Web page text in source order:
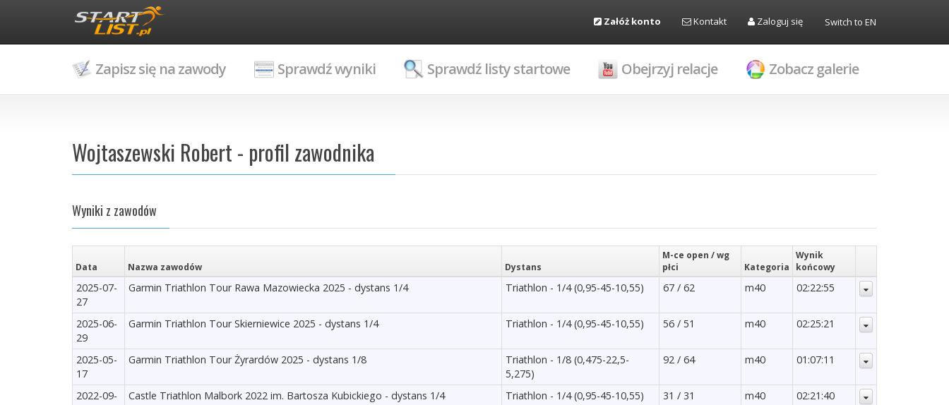
Załóż konto Kontakt Zaloguj się Switch to EN
Zapisz się na zawody Sprawdź wyniki Sprawdź listy startowe Obejrzyj relacje Zobacz galerie
Wojtaszewski Robert - profil zawodnika
Wyniki z zawodów
Data Nazwa zawodów Dystans
M-ce open / wg
płci
Kategoria
Wynik
końcowy
2025-07-
27
Garmin Triathlon Tour Rawa Mazowiecka 2025 - dystans 1/4 Triathlon - 1/4 (0,95-45-10,55) 67 / 62 m40 02:22:55
2025-06-
29
Garmin Triathlon Tour Skierniewice 2025 - dystans 1/4 Triathlon - 1/4 (0,95-45-10,55) 56 / 51 m40 02:25:21
2025-05-
17
Garmin Triathlon Tour Żyrardów 2025 - dystans 1/8
Triathlon - 1/8 (0,475-22,5-
5,275)
92 / 64 m40 01:07:11
2022-09-
Castle Triathlon Malbork 2022 im. Bartosza Kubickiego - dystans 1/4 Triathlon - 1/4 (0,95-45-10,55) 31 / 31 m40 02:21:40